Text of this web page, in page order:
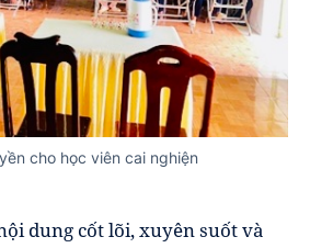
cho học viên cai nghiện
dung cốt lõi, xuyên suốt và